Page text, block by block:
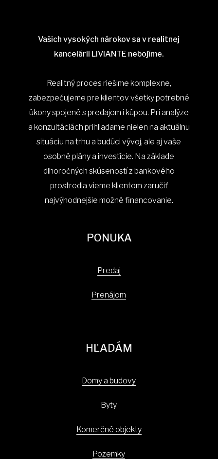
Vašich vysokých nárokov sa v realitnej
kancelárii LIVIANTE nebojíme.
Realitný proces riešime komplexne,
zabezpečujeme pre klientov všetky potrebné
úkony spojené s predajom i kúpou. Pri analýze
a konzultáciách prihliadame nielen na aktuálnu
situáciu na trhu a budúci vývoj, ale aj vaše
osobné plány a investície. Na základe
dlhoročných skúseností z bankového
prostredia vieme klientom zaručiť
najvýhodnejšie možné financovanie.
PONUKA
Predaj
Prenájom
HĽADÁM
Domy a budovy
Byty
Komerčné objekty
Pozemky